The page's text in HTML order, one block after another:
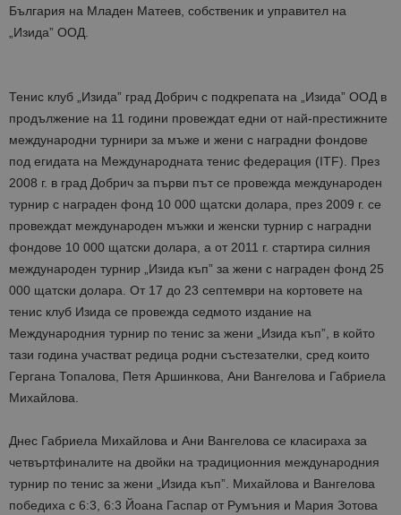
България на Младен Матеев, собственик и управител на
„Изида” ООД.
Тенис клуб „Изида” град Добрич с подкрепата на „Изида” ООД в
продължение на 11 години провеждат едни от най-престижните
международни турнири за мъже и жени с наградни фондове
под егидата на Международната тенис федерация (ITF). През
2008 г. в град Добрич за първи път се провежда международен
турнир с награден фонд 10 000 щатски долара, през 2009 г. се
провеждат международен мъжки и женски турнир с наградни
фондове 10 000 щатски долара, а от 2011 г. стартира силния
международен турнир „Изида къп” за жени с награден фонд 25
000 щатски долара. От 17 до 23 септември на кортовете на
тенис клуб Изида се провежда седмото издание на
Международния турнир по тенис за жени „Изида къп”, в който
тази година участват редица родни състезателки, сред които
Гергана Топалова, Петя Аршинкова, Ани Вангелова и Габриела
Михайлова.
Днес Габриела Михайлова и Ани Вангелова се класираха за
четвъртфиналите на двойки на традиционния международния
турнир по тенис за жени „Изида къп”. Михайлова и Вангелова
победиха с 6:3, 6:3 Йоана Гаспар от Румъния и Мария Зотова